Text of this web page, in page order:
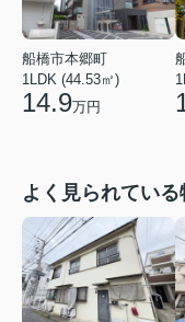
船橋市本郷町
1LDK (44.53㎡)
14.9万円
よく見られている